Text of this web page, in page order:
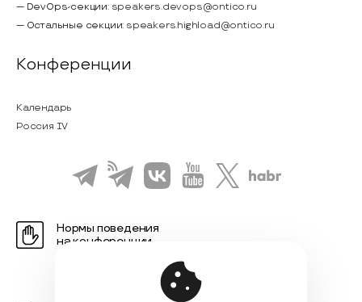
— DevOps-секции: speakers.devops@ontico.ru
— Остальные секции: speakers.highload@ontico.ru
Конференции
Календарь
Россия IV
Нормы поведения
на конференции